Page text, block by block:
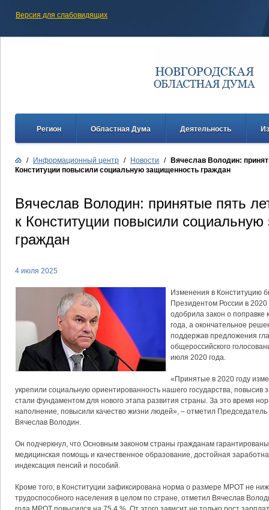
Версия для слабовидящих
Регион Областная Дума Деятельность
/ Информационный центр / Новости /
Вячеслав Володин:
Конституции повысили социальную защищенность граждан
Вячеслав Володин: принятые пять
к Конституции повысили
граждан
4 июля 2025
Изменения в Конституцию
Президентом России в 2020
одобрила закон о поправке
года, а окончательное
поддержав предложения
общероссийского
июля 2020 года.
«Принятые в 2020 году
укрепили социальную ориентированность нашего государства,
стали фундаментом для нового этапа развития страны. За это время
наполнение, повысили качество жизни людей», – отметил
Вячеслав Володин.
Он подчеркнул, что Основным законом страны гражданам
медицинская помощь и качественное образование, достойная
индексация пенсий и пособий.
Кроме того, в Конституции зафиксирована норма о размере МРОТ не
трудоспособного населения в целом по стране, отметил Вячеслав